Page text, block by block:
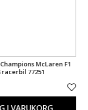
McLaren F1
racerbil 77251